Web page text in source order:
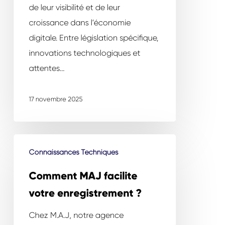
numérique
de leur visibilité et de leur
croissance dans l’économie
digitale. Entre législation spécifique,
innovations technologiques et
attentes…
17 novembre 2025
facilite
Connaissances Techniques
Comment MAJ facilite
votre enregistrement ?
Chez M.A.J, notre agence